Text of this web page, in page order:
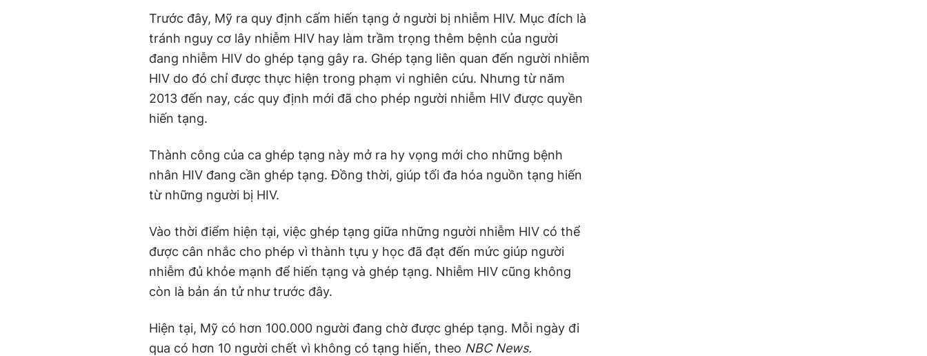
Trước đây, Mỹ ra quy định cấm hiến tạng ở người bị nhiễm HIV. Mục đích là
tránh nguy cơ lây nhiễm HIV hay làm trầm trọng thêm bệnh của người
đang nhiễm HIV do ghép tạng gây ra. Ghép tạng liên quan đến người nhiễm
HIV do đó chỉ được thực hiện trong phạm vi nghiên cứu. Nhưng từ năm
2013 đến nay, các quy định mới đã cho phép người nhiễm HIV được quyền
hiến tạng.
Thành công của ca ghép tạng này mở ra hy vọng mới cho những bệnh
nhân HIV đang cần ghép tạng. Đồng thời, giúp tối đa hóa nguồn tạng hiến
từ những người bị HIV.
Vào thời điểm hiện tại, việc ghép tạng giữa những người nhiễm HIV có thể
được cân nhắc cho phép vì thành tựu y học đã đạt đến mức giúp người
nhiễm đủ khỏe mạnh để hiến tạng và ghép tạng. Nhiễm HIV cũng không
còn là bản án tử như trước đây.
Hiện tại, Mỹ có hơn 100.000 người đang chờ được ghép tạng. Mỗi ngày đi
qua có hơn 10 người chết vì không có tạng hiến, theo NBC News.